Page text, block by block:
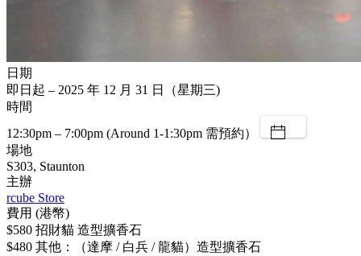
日期
即日起 – 2025 年 12 月 31 日（星期三)
時間
12:30pm – 7:00pm (Around 1-1:30pm 需預約）
場地
S303, Staunton
主辦
rcube Store
費用 (港幣)
$580 招財貓 造型擴香石
$480 其他：（達摩 / 白兵 / 龍貓）造型擴香石